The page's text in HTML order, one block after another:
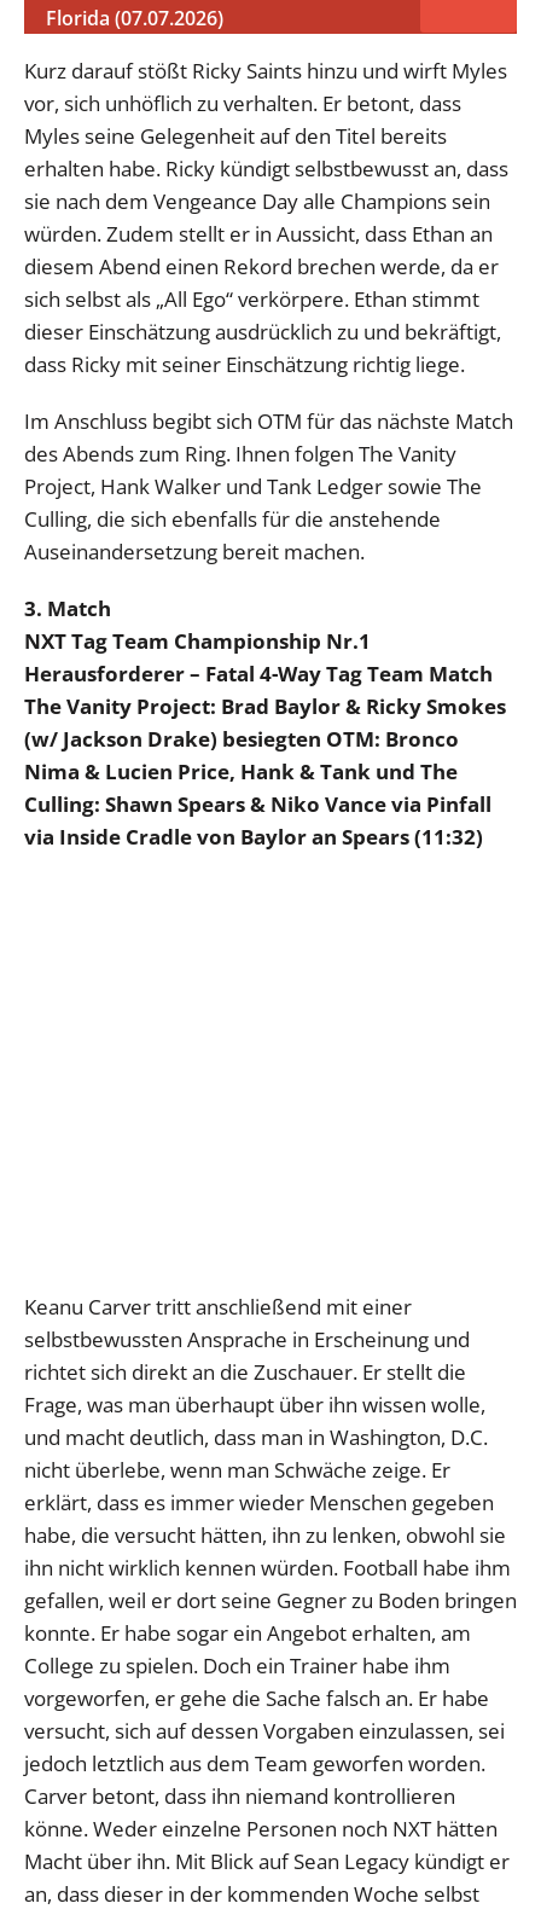
Florida (07.07.2026)
Kurz darauf stößt Ricky Saints hinzu und wirft Myles
vor, sich unhöflich zu verhalten. Er betont, dass
Myles seine Gelegenheit auf den Titel bereits
erhalten habe. Ricky kündigt selbstbewusst an, dass
sie nach dem Vengeance Day alle Champions sein
würden. Zudem stellt er in Aussicht, dass Ethan an
diesem Abend einen Rekord brechen werde, da er
sich selbst als „All Ego“ verkörpere. Ethan stimmt
dieser Einschätzung ausdrücklich zu und bekräftigt,
dass Ricky mit seiner Einschätzung richtig liege.
Im Anschluss begibt sich OTM für das nächste Match
des Abends zum Ring. Ihnen folgen The Vanity
Project, Hank Walker und Tank Ledger sowie The
Culling, die sich ebenfalls für die anstehende
Auseinandersetzung bereit machen.
3. Match
NXT Tag Team Championship Nr.1
Herausforderer – Fatal 4-Way Tag Team Match
The Vanity Project: Brad Baylor & Ricky Smokes
(w/ Jackson Drake) besiegten OTM: Bronco
Nima & Lucien Price, Hank & Tank und The
Culling: Shawn Spears & Niko Vance via Pinfall
via Inside Cradle von Baylor an Spears (11:32)
Keanu Carver tritt anschließend mit einer
selbstbewussten Ansprache in Erscheinung und
richtet sich direkt an die Zuschauer. Er stellt die
Frage, was man überhaupt über ihn wissen wolle,
und macht deutlich, dass man in Washington, D.C.
nicht überlebe, wenn man Schwäche zeige. Er
erklärt, dass es immer wieder Menschen gegeben
habe, die versucht hätten, ihn zu lenken, obwohl sie
ihn nicht wirklich kennen würden. Football habe ihm
gefallen, weil er dort seine Gegner zu Boden bringen
konnte. Er habe sogar ein Angebot erhalten, am
College zu spielen. Doch ein Trainer habe ihm
vorgeworfen, er gehe die Sache falsch an. Er habe
versucht, sich auf dessen Vorgaben einzulassen, sei
jedoch letztlich aus dem Team geworfen worden.
Carver betont, dass ihn niemand kontrollieren
könne. Weder einzelne Personen noch NXT hätten
Macht über ihn. Mit Blick auf Sean Legacy kündigt er
an, dass dieser in der kommenden Woche selbst